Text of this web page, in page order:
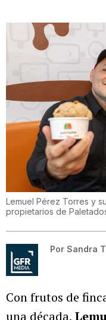
Lemuel Pérez Torres y
propietarios de
Por Sandra
Con frutos de
una década,